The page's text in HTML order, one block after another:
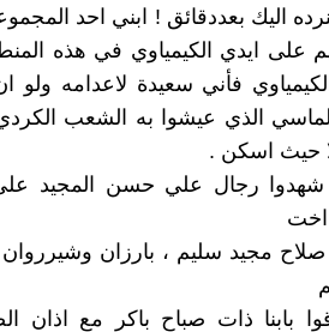
ايدي الكيمياوي في هذه
فأني سعيدة لاعدامه ولو
الذي عيشوا به الشعب الكردي
حيث اسكن .
شهدوا رجال علي حسن المجيد
اخت
( صلاح مجيد سليم ، بارزان
بابنا ذات صباح باكر مع اذان